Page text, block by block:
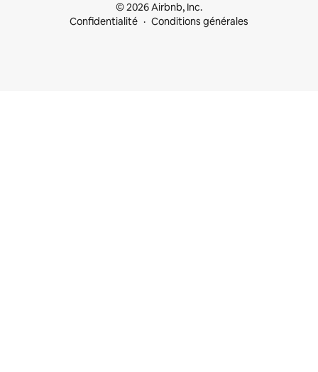
© 2026 Airbnb, Inc.
Confidentialité
Conditions générales